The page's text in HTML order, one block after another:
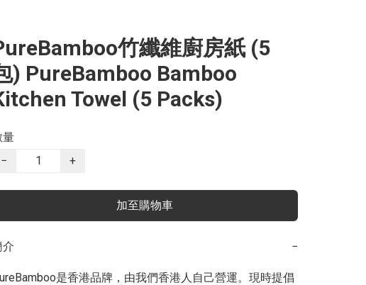
竹纖維廚房紙 (5
) PureBamboo Bamboo
Towel (5 Packs)
量
−
+
加至購物車
介 −
是香港品牌，由我們香港人自己營運。現時提倡